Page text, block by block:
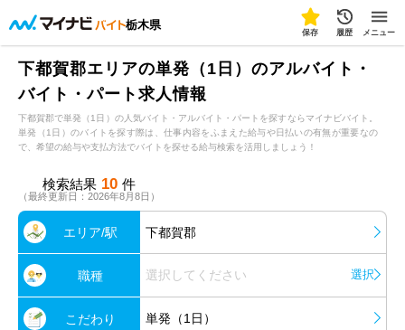
栃木県
保存 履歴 メニュー
下都賀郡エリアの単発（1日）のアルバイト・
バイト・パート求人情報
下都賀郡で単発（1日）の人気バイト・アルバイト・パートを探すならマイナビバイト。
単発（1日）のバイトを探す際は、仕事内容をふまえた給与や日払いの有無が重要なの
で、希望の給与や支払方法でバイトを探せる給与検索を活用しましょう！
検索結果 10 件
（最終更新日：2026年8月8日）
エリア/駅 下都賀郡
職種 選択してください 選択
こだわり 単発（1日）